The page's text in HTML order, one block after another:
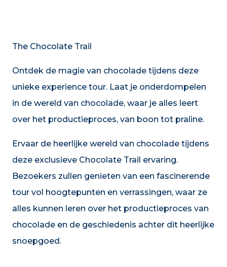
The Chocolate Trail
Ontdek de magie van chocolade tijdens deze
unieke experience tour. Laat je onderdompelen
in de wereld van chocolade, waar je alles leert
over het productieproces, van boon tot praline.
Ervaar de heerlijke wereld van chocolade tijdens
deze exclusieve Chocolate Trail ervaring.
Bezoekers zullen genieten van een fascinerende
tour vol hoogtepunten en verrassingen, waar ze
alles kunnen leren over het productieproces van
chocolade en de geschiedenis achter dit heerlijke
snoepgoed.